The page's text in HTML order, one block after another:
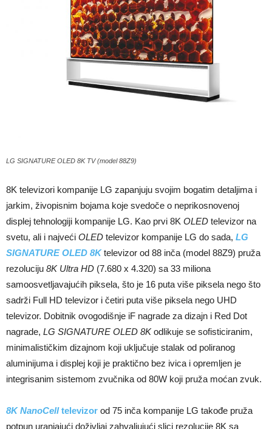
LG SIGNATURE OLED 8K TV (model 88Z9)
8K televizori kompanije LG zapanjuju svojim bogatim detaljima i
jarkim, živopisnim bojama koje svedoče o neprikosnovenoj
displej tehnologiji kompanije LG. Kao prvi 8K OLED televizor na
svetu, ali i najveći OLED televizor kompanije LG do sada, LG
SIGNATURE OLED 8Ktelevizor od 88 inča (model 88Z9) pruža
rezoluciju 8K Ultra HD (7.680 x 4.320) sa 33 miliona
samoosvetljavajućih piksela, što je 16 puta više piksela nego što
sadrži Full HD televizor i četiri puta više piksela nego UHD
televizor. Dobitnik ovogodišnje iF nagrade za dizajn i Red Dot
nagrade, LG SIGNATURE OLED 8Kodlikuje se sofisticiranim,
minimalističkim dizajnom koji uključuje stalak od poliranog
aluminijuma i displej koji je praktično bez ivica i opremljen je
integrisanim sistemom zvučnika od 80W koji pruža moćan zvuk.
8K NanoCelltelevizor od 75 inča kompanije LG takođe pruža
potpun uranjajući doživljaj zahvaljujući slici rezolucije 8K sa